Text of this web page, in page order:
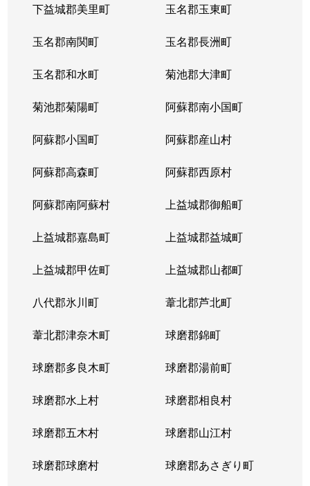
下益城郡美里町 玉名郡玉東町
玉名郡南関町 玉名郡長洲町
玉名郡和水町 菊池郡大津町
菊池郡菊陽町 阿蘇郡南小国町
阿蘇郡小国町 阿蘇郡産山村
阿蘇郡高森町 阿蘇郡西原村
阿蘇郡南阿蘇村 上益城郡御船町
上益城郡嘉島町 上益城郡益城町
上益城郡甲佐町 上益城郡山都町
八代郡氷川町 葦北郡芦北町
葦北郡津奈木町 球磨郡錦町
球磨郡多良木町 球磨郡湯前町
球磨郡水上村 球磨郡相良村
球磨郡五木村 球磨郡山江村
球磨郡球磨村 球磨郡あさぎり町